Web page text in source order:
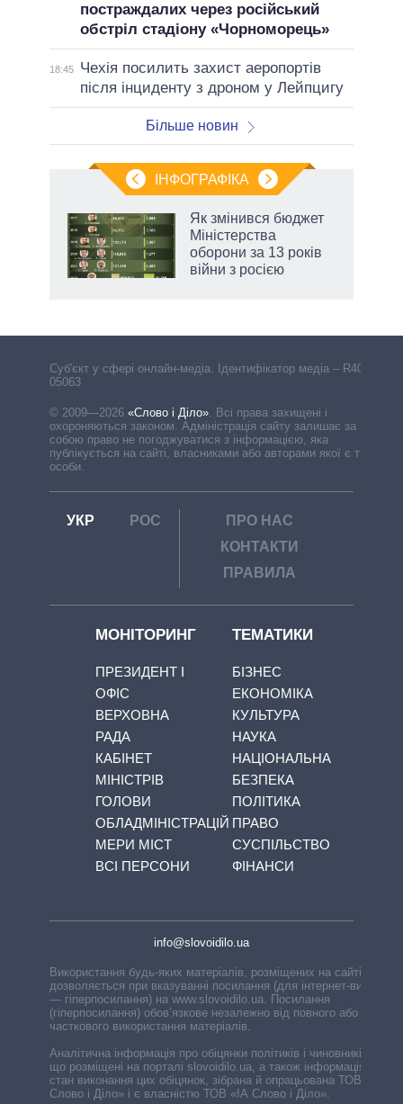
постраждалих через російський
обстріл стадіону «Чорноморець»
18:45
Чехія посилить захист аеропортів
після інциденту з дроном у Лейпцигу
Більше новин
ІНФОГРАФІКА
Як змінився бюджет
Міністерства
оборони за 13 років
війни з росією
Cуб'єкт у сфері онлайн-медіа. Ідентифікатор медіа – R40-
05063
© 2009—2026 «Слово і Діло». Всі права захищені і
охороняються законом. Адміністрація сайту залишає за
собою право не погоджуватися з інформацією, яка
публікується на сайті, власниками або авторами якої є треті
особи.
УКР РОС
ПРО НАС
КОНТАКТИ
ПРАВИЛА
МОНІТОРИНГ
ПРЕЗИДЕНТ І
ОФІС
ВЕРХОВНА
РАДА
КАБІНЕТ
МІНІСТРІВ
ГОЛОВИ
ОБЛАДМІНІСТРАЦІЙ
МЕРИ МІСТ
ВСІ ПЕРСОНИ
ТЕМАТИКИ
БІЗНЕС
ЕКОНОМІКА
КУЛЬТУРА
НАУКА
НАЦІОНАЛЬНА
БЕЗПЕКА
ПОЛІТИКА
ПРАВО
СУСПІЛЬСТВО
ФІНАНСИ
info@slovoidilo.ua
Використання будь-яких матеріалів, розміщених на сайті,
дозволяється при вказуванні посилання (для інтернет-видань
— гіперпосилання) на www.slovoidilo.ua. Посилання
(гіперпосилання) обов’язкове незалежно від повного або
часткового використання матеріалів.
Аналітична інформація про обіцянки політиків і чиновників,
що розміщені на порталі slovoidilo.ua, а також інформація про
стан виконання цих обіцянок, зібрана й опрацьована ТОВ «ІА
Слово і Діло» і є власністю ТОВ «ІА Слово і Діло».